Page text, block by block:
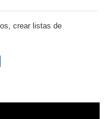
crear listas de